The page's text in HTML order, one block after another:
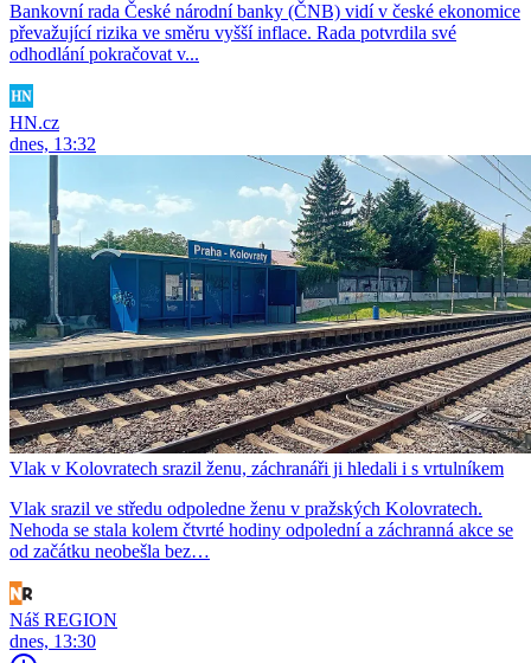
Bankovní rada České národní banky (ČNB) vidí v české ekonomice
převažující rizika ve směru vyšší inflace. Rada potvrdila své
odhodlání pokračovat v...
HN.cz
dnes, 13:32
Vlak v Kolovratech srazil ženu, záchranáři ji hledali i s vrtulníkem
Vlak srazil ve středu odpoledne ženu v pražských Kolovratech.
Nehoda se stala kolem čtvrté hodiny odpolední a záchranná akce se
od začátku neobešla bez…
Náš REGION
dnes, 13:30